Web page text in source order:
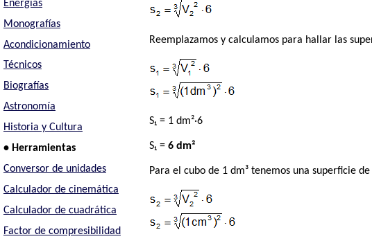
Energías
Monografías
Acondicionamiento
Técnicos
Biografías
Astronomía
Historia y Cultura
• Herramientas
Conversor de unidades
Calculador de cinemática
Calculador de cuadrática
Factor de compresibilidad
Reemplazamos y calculamos para hallar las
S₁ = 1 dm²·6
S₁ =6 dm²
Para el cubo de 1 dm³ tenemos una superficie